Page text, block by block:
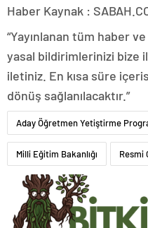
Haber Kaynak :
“Yayınlanan tüm haber
yasal bildirimlerinizi bize
iletiniz. En kısa süre
dönüş sağlanılacaktır.”
Aday Öğretmen Yetiştirme
Milli Eğitim Bakanlığı Resmi